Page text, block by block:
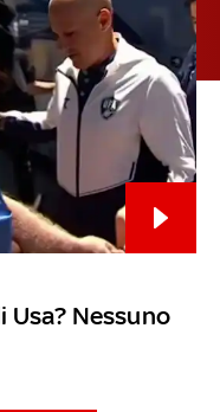
Usa? Nessuno